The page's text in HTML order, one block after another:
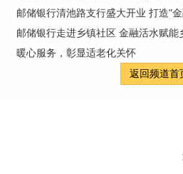
邮储银行清池路支行盛大开业 打造"
邮储银行走进乡镇社区 金融活水赋能
暖心服务，彰显适老化关怀
返回频道首